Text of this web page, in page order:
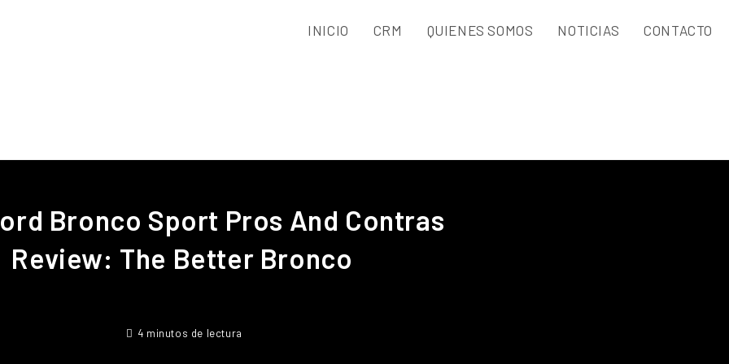
INICIO CRM QUIENES SOMOS NOTICIAS CONTACTO
Bronco Sport Pros And Contras
Review: The Better Bronco
4 minutos de lectura